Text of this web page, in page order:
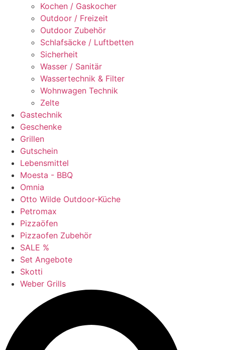
Kochen / Gaskocher
Outdoor / Freizeit
Outdoor Zubehör
Schlafsäcke / Luftbetten
Sicherheit
Wasser / Sanitär
Wassertechnik & Filter
Wohnwagen Technik
Zelte
Gastechnik
Geschenke
Grillen
Gutschein
Lebensmittel
Moesta - BBQ
Omnia
Otto Wilde Outdoor-Küche
Petromax
Pizzaöfen
Pizzaofen Zubehör
SALE %
Set Angebote
Skotti
Weber Grills